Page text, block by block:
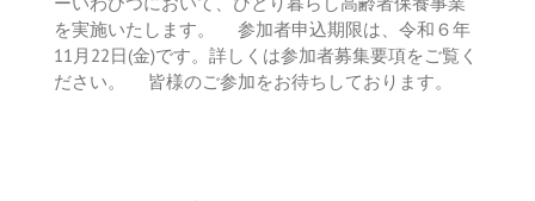
を実施いたします。 参加者申込期限は、令和６年
11月22日(金)です。詳しくは参加者募集要項をご覧く
ださい。 皆様のご参加をお待ちしております。